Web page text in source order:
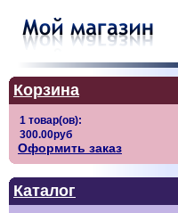
Корзина
Оформить заказ
Каталог